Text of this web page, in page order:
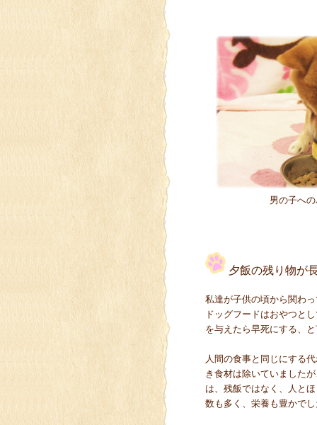
男の子へ
夕飯の残り物が
私達が子供の頃から関わ
ドッグフードはおやつと
を与えたら早死にする、
人間の食事と同じにする
き食材は除いていました
は、残飯ではなく、人と
数も多く、栄養も豊かで